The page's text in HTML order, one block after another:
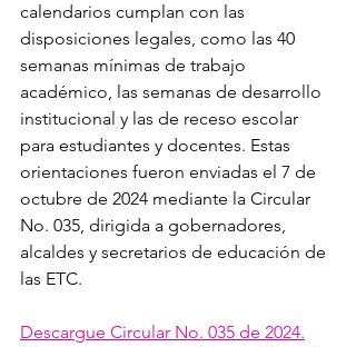
calendarios cumplan con las
disposiciones legales, como las 40
semanas mínimas de trabajo
académico, las semanas de desarrollo
institucional y las de receso escolar
para estudiantes y docentes. Estas
orientaciones fueron enviadas el 7 de
octubre de 2024 mediante la Circular
No. 035, dirigida a gobernadores,
alcaldes y secretarios de educación de
las ETC.
Descargue Circular No. 035 de 2024.